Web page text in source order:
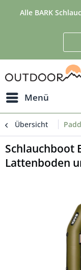
Alle BARK
Menü
Übersicht
Schlauchboot
Lattenboden